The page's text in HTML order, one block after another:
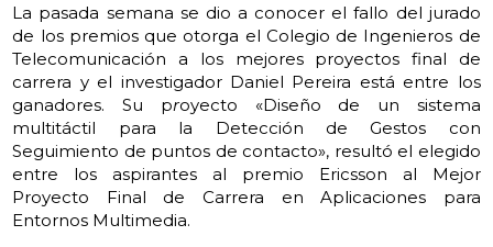
La pasada semana se dio a conocer el fallo del jurado
de los premios que otorga el Colegio de Ingenieros de
Telecomunicación a los mejores proyectos final de
carrera y el investigador Daniel Pereira está entre los
ganadores. Su proyecto «Diseño de un sistema
multitáctil para la Detección de Gestos con
Seguimiento de puntos de contacto», resultó el elegido
entre los aspirantes al premio Ericsson al Mejor
Proyecto Final de Carrera en Aplicaciones para
Entornos Multimedia.